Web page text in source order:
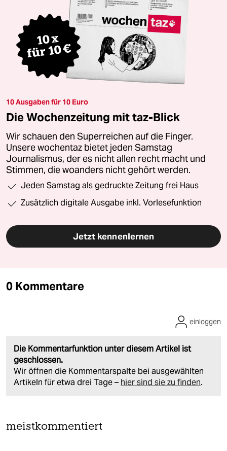
10 Ausgaben für 10 Euro
Die Wochenzeitung mit taz-Blick
Wir schauen den Superreichen auf die Finger.
Unsere wochentaz bietet jeden Samstag
Journalismus, der es nicht allen recht macht und
Stimmen, die woanders nicht gehört werden.
Jeden Samstag als gedruckte Zeitung frei Haus
Zusätzlich digitale Ausgabe inkl. Vorlesefunktion
Jetzt kennenlernen
0 Kommentare
Die Kommentarfunktion unter diesem Artikel ist
geschlossen.
Wir öffnen die Kommentarspalte bei ausgewählten
Artikeln für etwa drei Tage – hier sind sie zu finden.
einloggen
meistkommentiert